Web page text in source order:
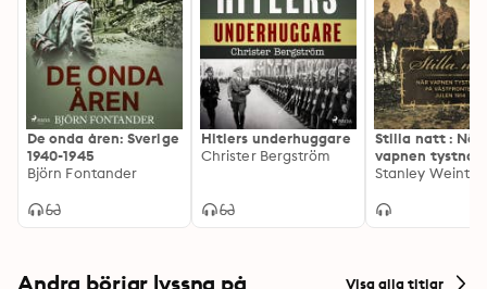
De onda åren: Sverige
1940-1945
Björn Fontander
Hitlers underhuggare
Christer Bergström
Stilla natt : När
vapnen
västfronten
Stanley
Andra börjar lyssna på Visa alla titlar